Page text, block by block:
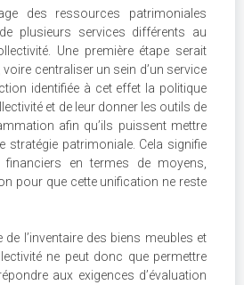
des ressources patrimoniales
plusieurs services différents au
Une première étape serait
centraliser un sein d’un service
identifiée à cet effet la politique
et de leur donner les outils de
afin qu’ils puissent mettre
stratégie patrimoniale. Cela signifie
en termes de moyens,
pour que cette unification ne reste
de l’inventaire des biens meubles et
ne peut donc que permettre
aux exigences d’évaluation